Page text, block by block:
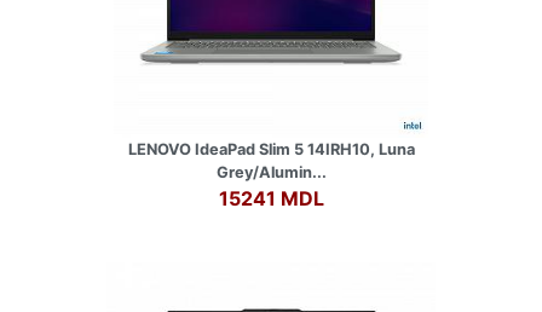
LENOVO IdeaPad Slim 5 14IRH10, Luna
Grey/Alumin...
15241 MDL